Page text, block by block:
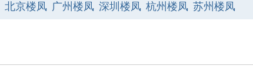
北京楼凤 广州楼凤 深圳楼凤 杭州楼凤 苏州楼凤